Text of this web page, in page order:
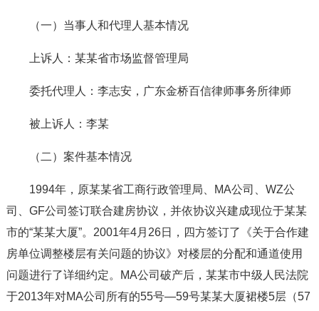
（一）当事人和代理人基本情况
上诉人：某某省市场监督管理局
委托代理人：李志安，广东金桥百信律师事务所律师
被上诉人：李某
（二）案件基本情况
1994年，原某某省工商行政管理局、MA公司、WZ公
司、GF公司签订联合建房协议，并依协议兴建成现位于某某
市的“某某大厦”。2001年4月26日，四方签订了《关于合作建
房单位调整楼层有关问题的协议》对楼层的分配和通道使用
问题进行了详细约定。MA公司破产后，某某市中级人民法院
于2013年对MA公司所有的55号—59号某某大厦裙楼5层（57